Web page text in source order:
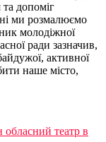
допоміг
ми розмалюємо
молодіжної
ради зазначив,
активної
наше місто,
театр в